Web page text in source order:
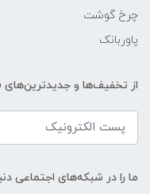
چرخ گوشت
پاوربانک
از تخفیف‌ها و جدیدترین‌های
ما را در شبکه‌های اجتماعی